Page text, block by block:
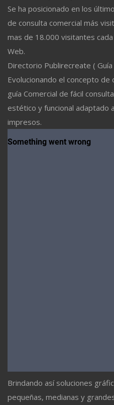
Se ha posicionado en los
de consulta comercial más
mas de 18.000 visitantes
Web.
Directorio Publirecreate ( Guía
Evolucionando el concepto
guía Comercial de fácil
estético y funcional adaptado
impresos.
Brindando así soluciones
pequeñas, medianas y